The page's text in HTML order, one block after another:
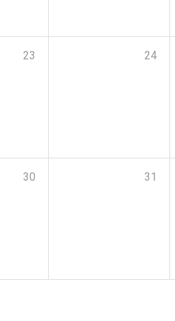
23 24
30 31